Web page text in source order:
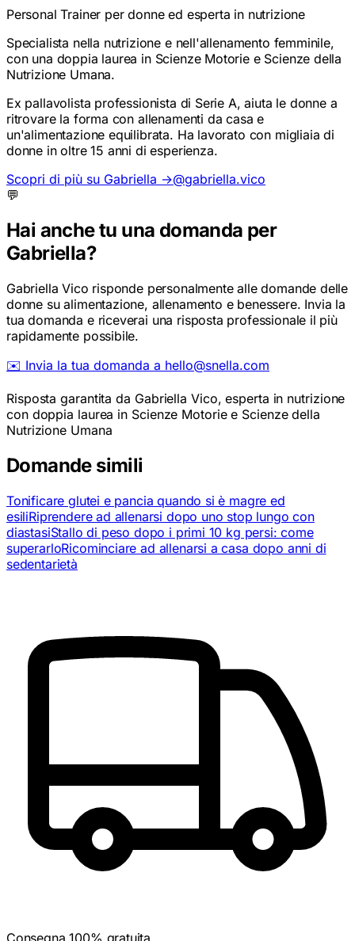
Personal Trainer per donne ed esperta in nutrizione
Specialista nella nutrizione e nell'allenamento femminile,
con una doppia laurea in Scienze Motorie e Scienze della
Nutrizione Umana.
Ex pallavolista professionista di Serie A, aiuta le donne a
ritrovare la forma con allenamenti da casa e
un'alimentazione equilibrata. Ha lavorato con migliaia di
donne in oltre 15 anni di esperienza.
Scopri di più su Gabriella → @gabriella.vico
💬
Hai anche tu una domanda per
Gabriella?
Gabriella Vico risponde personalmente alle domande delle
donne su alimentazione, allenamento e benessere. Invia la
tua domanda e riceverai una risposta professionale il più
rapidamente possibile.
✉️ Invia la tua domanda a hello@snella.com
Risposta garantita da Gabriella Vico, esperta in nutrizione
con doppia laurea in Scienze Motorie e Scienze della
Nutrizione Umana
Domande simili
Tonificare glutei e pancia quando si è magre ed
esiliRiprendere ad allenarsi dopo uno stop lungo con
diastasiStallo di peso dopo i primi 10 kg persi: come
superarloRicominciare ad allenarsi a casa dopo anni di
sedentarietà
Consegna 100% gratuita